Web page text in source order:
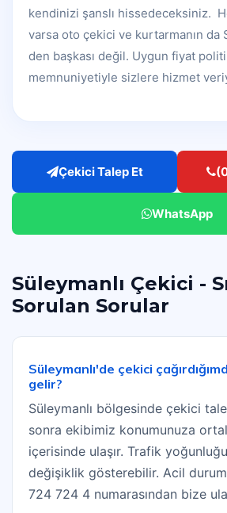
kendinizi şanslı hissedeceksiniz.
varsa oto çekici ve kurtarmanın da
den başkası değil. Uygun fiyat
memnuniyetiyle sizlere hizmet
Çekici Talep Et
WhatsApp
Süleymanlı Çekici -
Sorulan Sorular
Süleymanlı'de çekici
gelir?
Süleymanlı bölgesinde çekici
sonra ekibimiz konumunuza
içerisinde ulaşır. Trafik
değişiklik gösterebilir. Acil
724 724 4 numarasından bize